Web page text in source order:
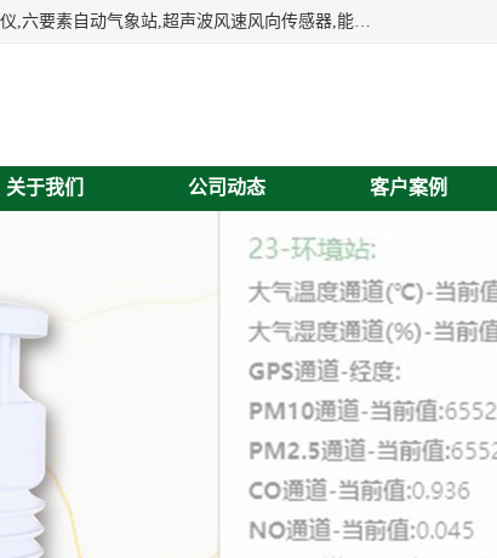
富奥通科技主营：气象五参数,气象六要素,微型自动气象站,网格化空气质量监测仪,六要素自动气象站,超声波风速风向传感器,能见度仪,大气微型站,交通自动气象站,高速路面结冰监测,路面状况传感器等。
关于我们 公司动态 客户案例